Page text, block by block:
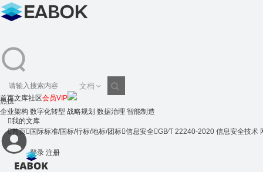
文档
搜
热搜:
企业架构 数字化转型 战略规划 数据治理 智能制造
登录 注册
首页文库社区会员VIP
我的文库
首页 国际标准/国标/行标/地标/团标信息安全GB∕T 22240-2020 信息安全技术